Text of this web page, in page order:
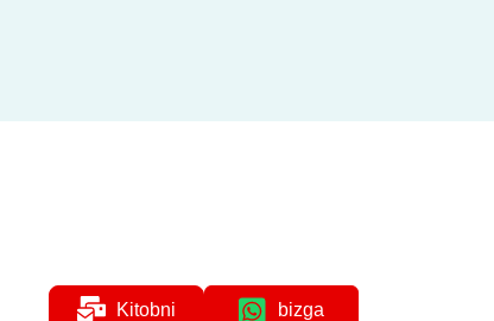
Kitobni
bizga